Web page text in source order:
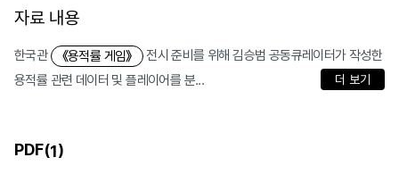
자료 내용
한국관 《용적률 게임》
전시 준비를 위해 김승범 공동큐레이터가 작성한
용적률 관련 데이터 및 플레이어를 분...
더 보기
PDF(1)